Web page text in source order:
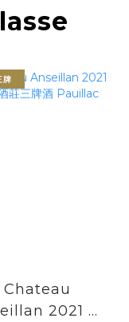
牌
Chateau
2021 拉